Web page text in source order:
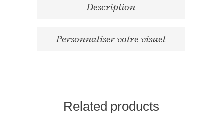
Description
Personnaliser votre visuel
Related products